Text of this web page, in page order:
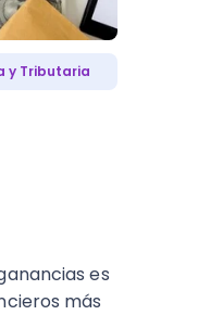
y Tributaria
es
más